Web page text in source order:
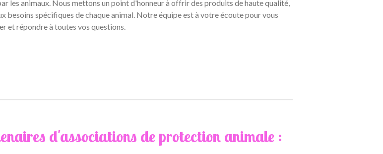
les animaux. Nous mettons un point d'honneur à offrir des produits de haute qualité,
spécifiques de chaque animal. Notre équipe est à votre écoute pour vous
et répondre à toutes vos questions.
d'associations de protection animale :